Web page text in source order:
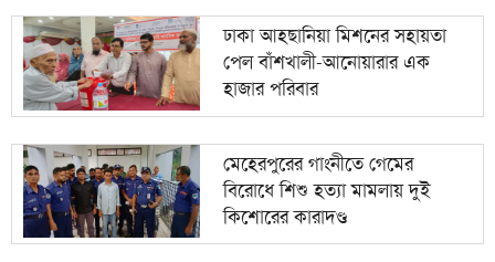
ঢাকা আহ্ছানিয়া মিশনের সহায়তা
পেল বাঁশখালী-আনোয়ারার এক
হাজার পরিবার
মেহেরপুরের গাংনীতে গেমের
বিরোধে শিশু হত্যা মামলায় দুই
কিশোরের কারাদণ্ড